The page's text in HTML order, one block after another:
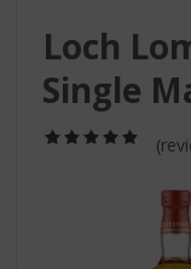
Loch
Single
/